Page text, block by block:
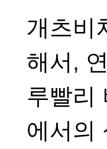
개츠비
해서 ,
루빨리
에서의